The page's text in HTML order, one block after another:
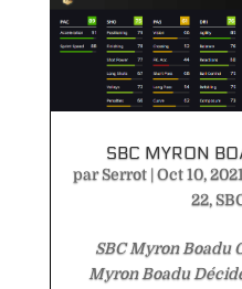
SBC MYRON
parSerrot |Oct 10,
22,
SBC Myron Boadu
Myron Boadu